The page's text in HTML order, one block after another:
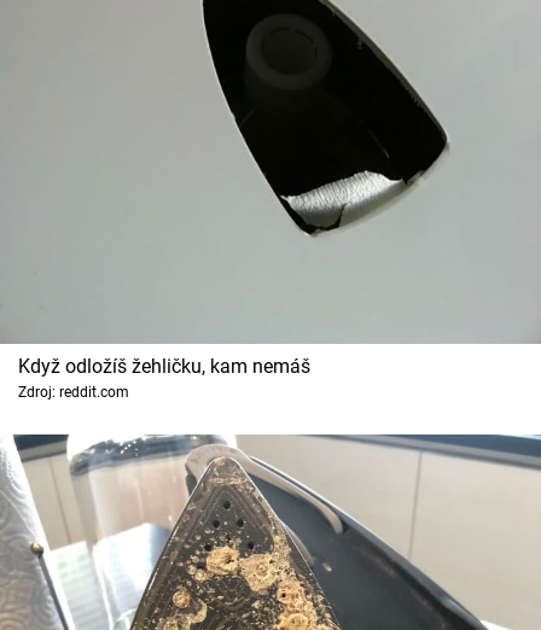
Když odložíš žehličku, kam nemáš
Zdroj: reddit.com